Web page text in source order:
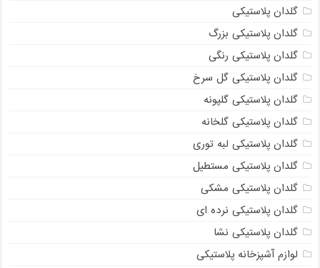
گلدان پلاستیکی
گلدان پلاستیکی بزرگ
گلدان پلاستیکی رنگی
گلدان پلاستیکی گل سرخ
گلدان پلاستیکی گلپونه
گلدان پلاستیکی گلخانه
گلدان پلاستیکی لبه توری
گلدان پلاستیکی مستطیل
گلدان پلاستیکی مشکی
گلدان پلاستیکی نرده ای
گلدان پلاستیکی نشا
لوازم آشپزخانه پلاستیکی